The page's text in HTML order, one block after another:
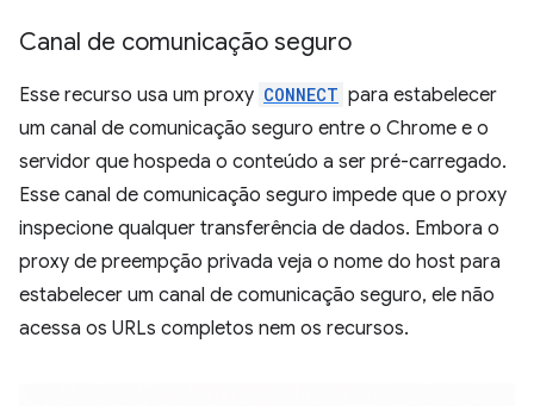
Canal de comunicação seguro
Esse recurso usa um proxy CONNECT para estabelecer
um canal de comunicação seguro entre o Chrome e o
servidor que hospeda o conteúdo a ser pré-carregado.
Esse canal de comunicação seguro impede que o proxy
inspecione qualquer transferência de dados. Embora o
proxy de preempção privada veja o nome do host para
estabelecer um canal de comunicação seguro, ele não
acessa os URLs completos nem os recursos.